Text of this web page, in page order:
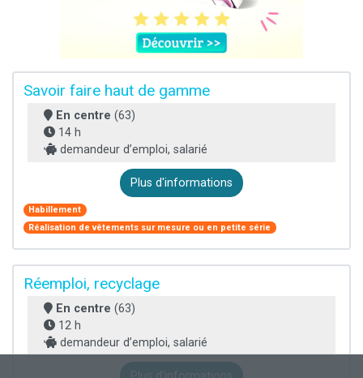
Savoir faire haut de gamme
En centre (63)
14 h
demandeur d’emploi, salarié
Plus d'informations
Habillement
Réalisation de vêtements sur mesure ou en petite série
Réemploi, recyclage
En centre (63)
12 h
demandeur d’emploi, salarié